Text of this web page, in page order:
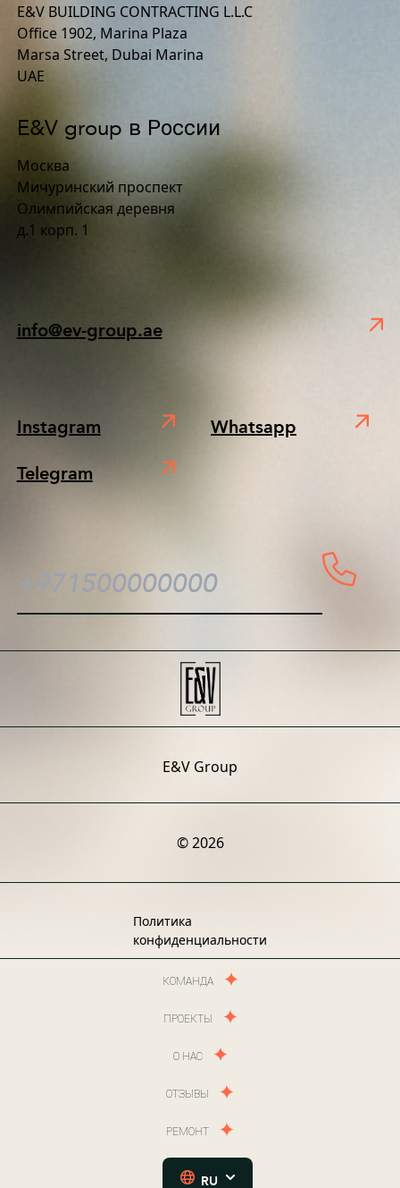
E&V BUILDING CONTRACTING L.L.C
Office 1902, Marina Plaza
Marsa Street, Dubai Marina
UAE
E&V group в России
Москва
Мичуринский проспект
Олимпийская деревня
д.1 корп. 1
info@ev-group.ae
Instagram Whatsapp
Telegram
E&V Group
© 2026
Политика
конфиденциальности
КОМАНДА
ПРОЕКТЫ
О НАС
ОТЗЫВЫ
РЕМОНТ
RU